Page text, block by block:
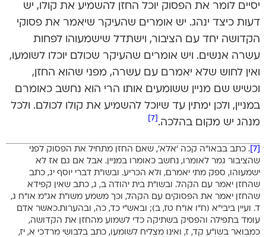
יסיים לומר את הפסוק יוכל החזן להשמיע את קולו, יש
דעות כיצד ינהג. יש אומרים שהעיקר שיאמר את פסוקי
הקדושה יחד עם הציבור, וישתדל שישמעוהו לפחות
עשרה אנשים. ויש אומרים שהעיקר שכולם יוכלו לשומעו,
ואין לחוש שלא יאמרם עם עשרה, מפני שהוא החזן,
וכשיש שם מניין ששומעים אותו הרי הוא נחשב כאומרם
במניין, ולכן ימתין עד שיוכל להשמיע את קולו לכולם. ולכל
מנהג יש מקום בהלכה.
. כתב בבאו”ה קכה ‘אלא’, שאם החזן מתחיל את הפסוק לפני
שהציבור גמר לאומרו, נחשב כאומרו במניין. אבל אם גם אז לא
ישמעוהו, ספק מתי יאמרם, ולא הכריע. ובשו”ת דברי יוסף יג, כתב
שהחזן יאמר עם הקהל. ובשו”ת בית יהודה ב, ג, כתב שאין קפידא
שהחזן יאמר את הפסוקים עם הקהל, וכך משמע משו”ת אג”מ או”ח ג,
ד. ועיין ביבי”א (ח”ו או”ח טז, ב); ובאש”י כד, כה, ובהערות.כאשר אדם
עומד בתפילה והפסיק בשתיקה כדי לשמוע מהחזן את הקדושה,
כמבואר בשו”ע קד, ז, ואינו מצליח לשומעו, כתב בלבושי מרדכי א, יז,